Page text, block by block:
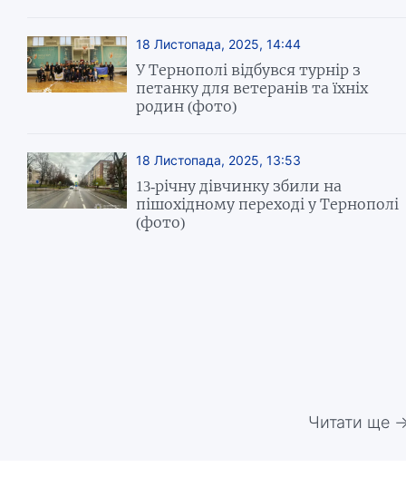
18 Листопада, 2025, 14:44
У Тернополі відбувся турнір з
петанку для ветеранів та їхніх
родин (фото)
18 Листопада, 2025, 13:53
13-річну дівчинку збили на
пішохідному переході у Тернополі
(фото)
Читати ще